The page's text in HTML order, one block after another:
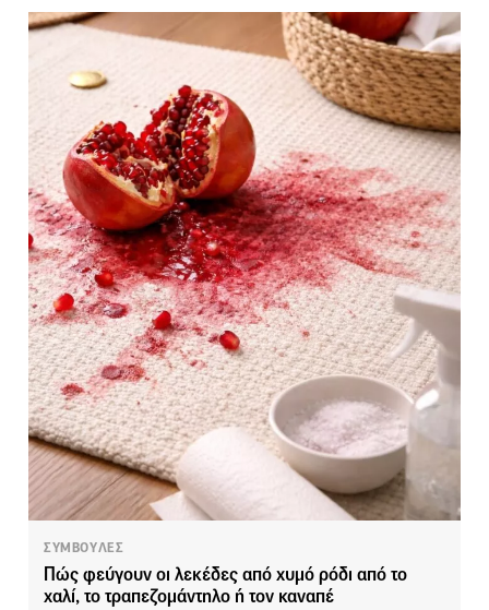
ΣΥΜΒΟΥΛΕΣ
Πώς φεύγουν οι λεκέδες από χυμό ρόδι από το
χαλί, το τραπεζομάντηλο ή τον καναπέ